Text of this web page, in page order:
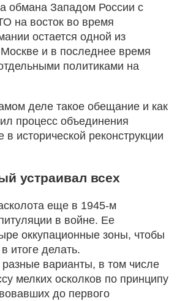
обмана Западом России с
на восток во время
остается одной из
и в последнее время
политиками на
деле такое обещание и как
процесс объединения
в исторической реконструкции
устраивал всех
еще в 1945-м
в войне. Ее
оккупационные зоны, чтобы
итоге делать.
варианты, в том числе
мелких осколков по принципу
до первого